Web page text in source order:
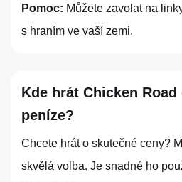
Pomoc: Můžete zavolat na
s hraním ve vaší zemi.
Kde hrát Chicken
peníze?
Chcete hrát o skutečné ceny?
skvělá volba. Je snadné ho